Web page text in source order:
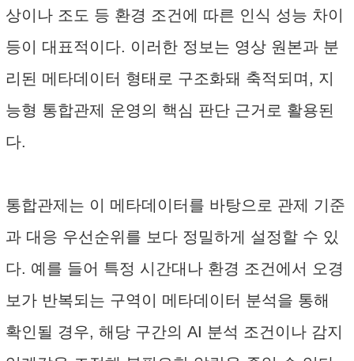
상이나 조도 등 환경 조건에 따른 인식 성능 차이
등이 대표적이다. 이러한 정보는 영상 원본과 분
리된 메타데이터 형태로 구조화돼 축적되며, 지
능형 통합관제 운영의 핵심 판단 근거로 활용된
다.
통합관제는 이 메타데이터를 바탕으로 관제 기준
과 대응 우선순위를 보다 정밀하게 설정할 수 있
다. 예를 들어 특정 시간대나 환경 조건에서 오경
보가 반복되는 구역이 메타데이터 분석을 통해
확인될 경우, 해당 구간의 AI 분석 조건이나 감지